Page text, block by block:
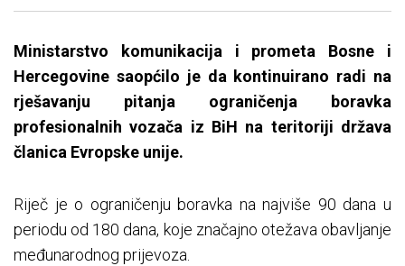
Ministarstvo komunikacija i prometa Bosne i
Hercegovine saopćilo je da kontinuirano radi na
rješavanju pitanja ograničenja boravka
profesionalnih vozača iz BiH na teritoriji država
članica Evropske unije.
Riječ je o ograničenju boravka na najviše 90 dana u
periodu od 180 dana, koje značajno otežava obavljanje
međunarodnog prijevoza.